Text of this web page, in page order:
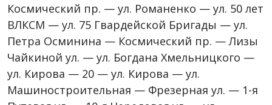
Космический пр. — ул. Романенко — ул. 50 лет
ВЛКСМ — ул. 75 Гвардейской Бригады — ул.
Петра Осминина — Космический пр. — Лизы
Чайкиной ул. — ул. Богдана Хмельницкого —
ул. Кирова — 20 — ул. Кирова — ул.
Машиностроительная — Фрезерная ул. — 1-я